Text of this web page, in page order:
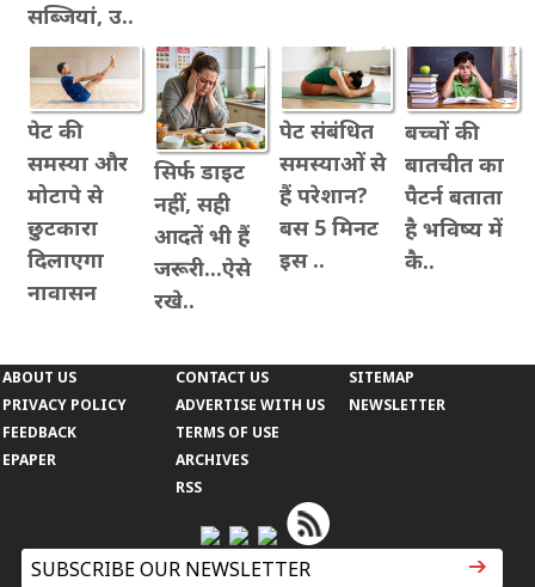
सब्जियां, उ..
पेट की
समस्या और
मोटापे से
छुटकारा
दिलाएगा
नावासन
सिर्फ डाइट
नहीं, सही
आदतें भी हैं
जरूरी...ऐसे
रखे..
पेट संबंधित
समस्याओं से
हैं परेशान?
बस 5 मिनट
इस ..
बच्चों की
बातचीत का
पैटर्न बताता
है भविष्य में
कै..
ABOUT US
PRIVACY POLICY
CONTACT US
ADVERTISE WITH US
SITEMAP
NEWSLETTER
FEEDBACK
EPAPER
TERMS OF USE
ARCHIVES
RSS